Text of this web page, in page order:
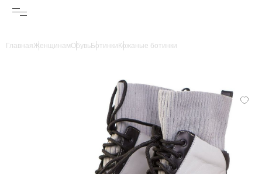
ГлавнаяЖенщинамОбувьБотинки Кожаные ботинки